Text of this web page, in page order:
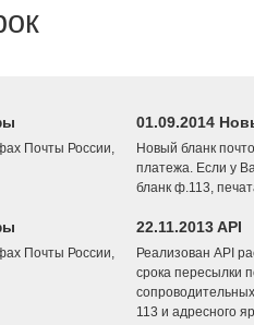
Почты России,
01.09.2014
Новый бланк
платежа. Если у
бланк ф.113,
Почты России,
22.11.2013 API
Реализован API
срока пересылки
113 и адресного